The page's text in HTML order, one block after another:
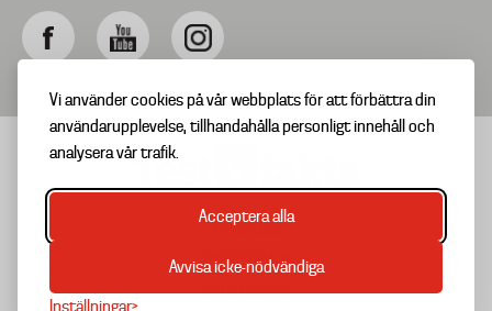
Vi använder cookies på vår webbplats för att förbättra din
användarupplevelse, tillhandahålla personligt innehåll och
analysera vår trafik.
Acceptera alla
Avvisa icke-nödvändiga
Inställningar
Footer
menu
TIPSA OSS
OM TESTFAKTA
NYHETSBREV